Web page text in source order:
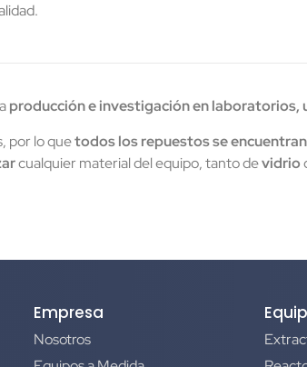
producción e investigación en laboratorios,
por lo quetodos los repuestos se
cualquier material del equipo, tanto devidrio
Empresa
Nosotros